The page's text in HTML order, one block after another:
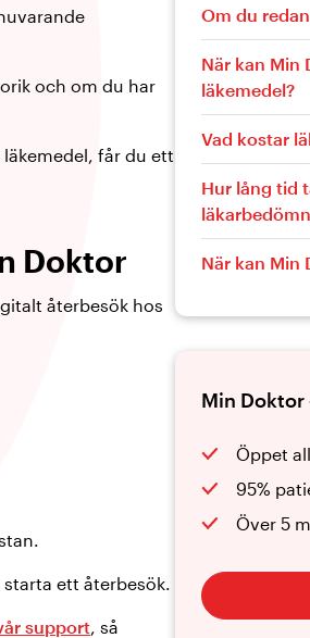
och om du har
får du ett
Doktor
återbesök hos
ett återbesök.
support, så
Om du
När kan Min
läkemedel?
Vad kostar
Hur lång tid
När kan Min
Min Doktor
Öppet
95%
Över 5